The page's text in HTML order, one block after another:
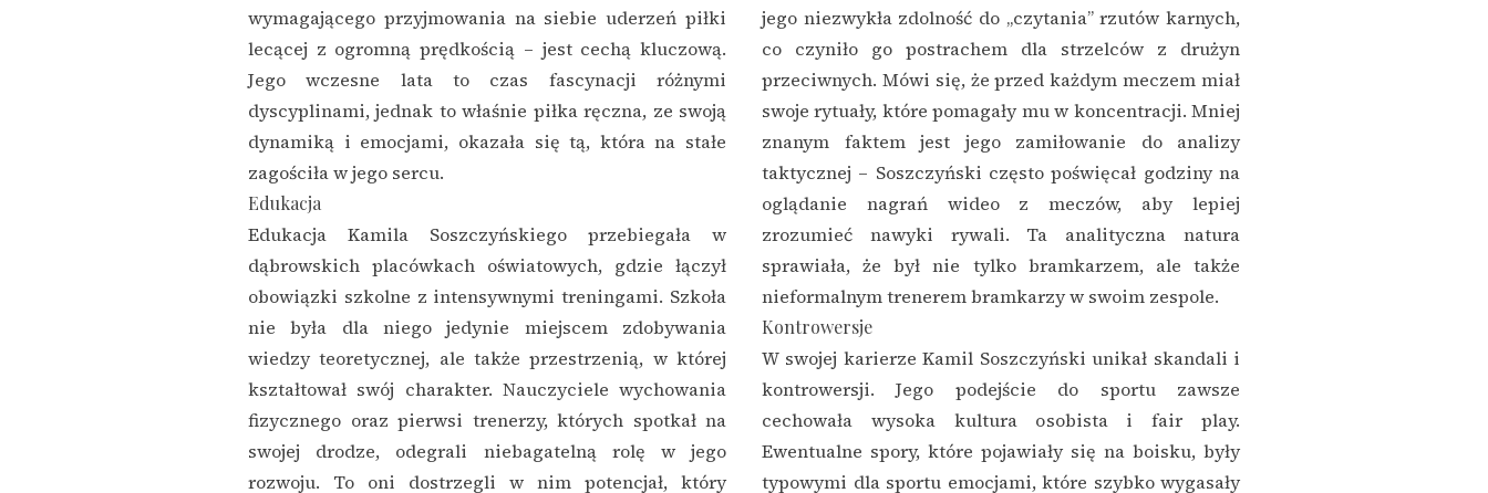
wymagającego przyjmowania na siebie uderzeń piłki
lecącej z ogromną prędkością – jest cechą kluczową.
Jego wczesne lata to czas fascynacji różnymi
dyscyplinami, jednak to właśnie piłka ręczna, ze swoją
dynamiką i emocjami, okazała się tą, która na stałe
zagościła w jego sercu.
Edukacja
Edukacja Kamila Soszczyńskiego przebiegała w
dąbrowskich placówkach oświatowych, gdzie łączył
obowiązki szkolne z intensywnymi treningami. Szkoła
nie była dla niego jedynie miejscem zdobywania
wiedzy teoretycznej, ale także przestrzenią, w której
kształtował swój charakter. Nauczyciele wychowania
fizycznego oraz pierwsi trenerzy, których spotkał na
swojej drodze, odegrali niebagatelną rolę w jego
rozwoju. To oni dostrzegli w nim potencjał, który
jego niezwykła zdolność do „czytania” rzutów karnych,
co czyniło go postrachem dla strzelców z drużyn
przeciwnych. Mówi się, że przed każdym meczem miał
swoje rytuały, które pomagały mu w koncentracji. Mniej
znanym faktem jest jego zamiłowanie do analizy
taktycznej – Soszczyński często poświęcał godziny na
oglądanie nagrań wideo z meczów, aby lepiej
zrozumieć nawyki rywali. Ta analityczna natura
sprawiała, że był nie tylko bramkarzem, ale także
nieformalnym trenerem bramkarzy w swoim zespole.
Kontrowersje
W swojej karierze Kamil Soszczyński unikał skandali i
kontrowersji. Jego podejście do sportu zawsze
cechowała wysoka kultura osobista i fair play.
Ewentualne spory, które pojawiały się na boisku, były
typowymi dla sportu emocjami, które szybko wygasały